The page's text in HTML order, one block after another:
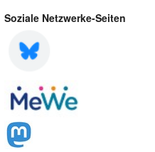
Soziale Netzwerke-Seiten